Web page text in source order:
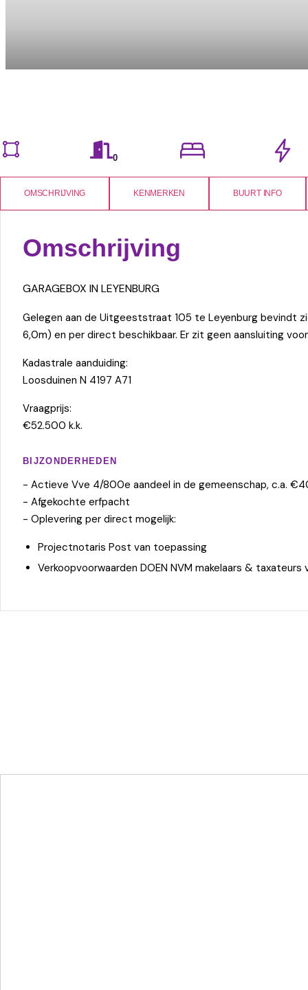
0
OMSCHRIJVING KENMERKEN BUURT INFO
Omschrijving
GARAGEBOX IN LEYENBURG
Gelegen aan de Uitgeeststraat 105 te Leyenburg bevindt
6,0m) en per direct beschikbaar. Er zit geen aansluiting
Kadastrale aanduiding:
Loosduinen N 4197 A71
Vraagprijs:
€52.500 k.k.
BIJZONDERHEDEN
- Actieve Vve 4/800e aandeel in de gemeenschap, c.a.
- Afgekochte erfpacht
- Oplevering per direct mogelijk:
Projectnotaris Post van toepassing
Verkoopvoorwaarden DOEN NVM makelaars & taxateurs